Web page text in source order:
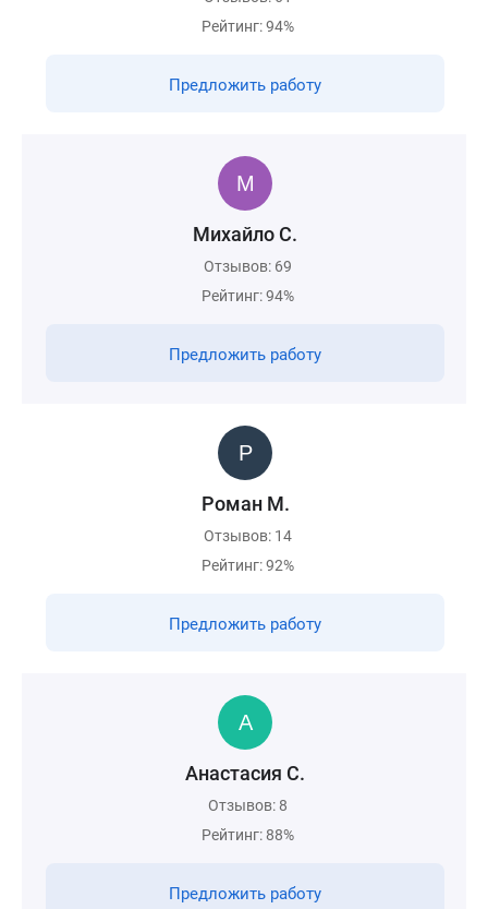
Рейтинг: 94%
Предложить работу
Михайло С.
Отзывов: 69
Рейтинг: 94%
Предложить работу
Роман М.
Отзывов: 14
Рейтинг: 92%
Предложить работу
Анастасия С.
Отзывов: 8
Рейтинг: 88%
Предложить работу